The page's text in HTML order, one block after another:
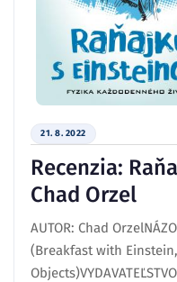
21. 8. 2022
Recenzia:
Chad Orzel
AUTOR: Chad
(Breakfast with